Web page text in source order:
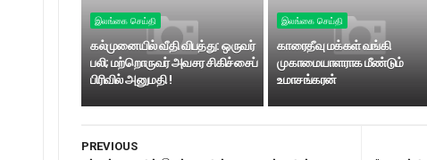
இலங்கை செய்தி
கல்முனையில் வீதி விபத்து: ஒருவர்
பலி; மற்றொருவர் அவசர சிகிச்சைப்
பிரிவில் அனுமதி !
இலங்கை செய்தி
காரைதீவு மக்கள் வங்கி
முகாமையாளராக மீண்டும்
உமாசங்கரன்
PREVIOUS